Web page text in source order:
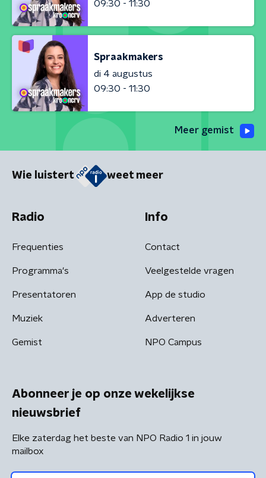
09:30 - 11:30
Spraakmakers
di 4 augustus
09:30 - 11:30
Meer gemist
Wie luistert weet meer
Radio
Frequenties
Programma's
Presentatoren
Muziek
Gemist
Info
Contact
Veelgestelde vragen
App de studio
Adverteren
NPO Campus
Abonneer je op onze wekelijkse
nieuwsbrief
Elke zaterdag het beste van NPO Radio 1 in jouw
mailbox